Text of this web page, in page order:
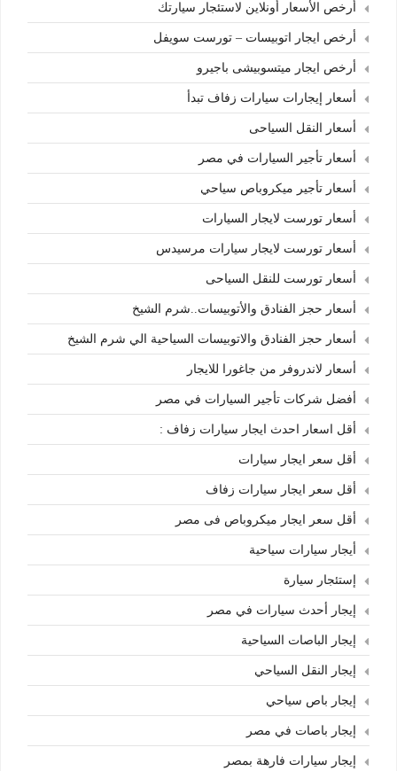
أرخص الأسعار أونلاين لاستئجار سيارتك
أرخص ايجار اتوبيسات – تورست سويفل
أرخص ايجار ميتسوبيشى باجيرو
أسعار إيجارات سيارات زفاف تبدأ
أسعار النقل السياحى
أسعار تأجير السيارات في مصر
أسعار تأجير ميكروباص سياحي
أسعار تورست لايجار السيارات
أسعار تورست لايجار سيارات مرسيدس
أسعار تورست للنقل السياحى
أسعار حجز الفنادق والأتوبيسات..شرم الشيخ
أسعار حجز الفنادق والاتوبيسات السياحية الي شرم الشيخ
أسعار لاندروفر من جاغورا للايجار
أفضل شركات تأجير السيارات في مصر
أقل اسعار احدث ايجار سيارات زفاف :
أقل سعر ايجار سيارات
أقل سعر ايجار سيارات زفاف
أقل سعر ايجار ميكروباص فى مصر
أيجار سيارات سياحية
إستئجار سيارة
إيجار أحدث سيارات في مصر
إيجار الباصات السياحية
إيجار النقل السياحي
إيجار باص سياحي
إيجار باصات في مصر
إيجار سيارات فارهة بمصر